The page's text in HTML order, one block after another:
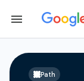
Path